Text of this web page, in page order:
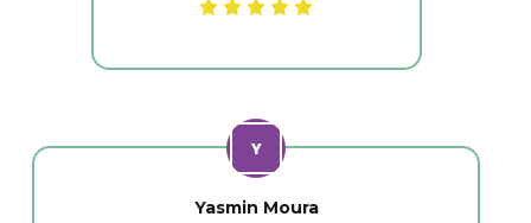
Yasmin Moura